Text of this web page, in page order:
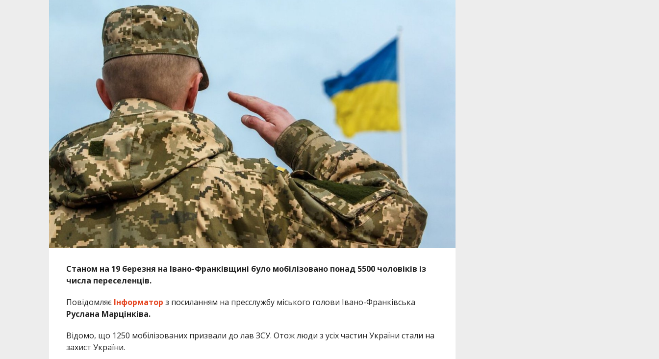
Станом на 19 березня на Івано-Франківщині було мобілізовано понад 5500 чоловіків із
числа переселенців.
ПовідомляєІнформатор з посиланням на пресслужбу міського голови Івано-Франківська
Руслана Марцінківа.
Відомо, що 1250 мобілізованих призвали до лав ЗСУ. Отож люди з усіх частин України стали на
захист України.